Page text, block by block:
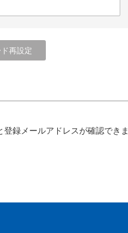
録メールアドレスが確認できま